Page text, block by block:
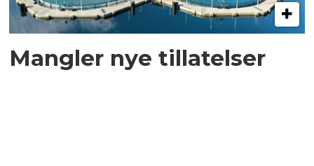
Mangler nye tillatelser